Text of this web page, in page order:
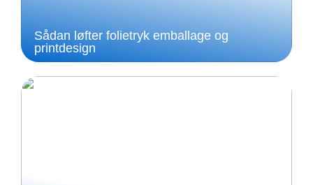
Sådan løfter folietryk emballage og
printdesign